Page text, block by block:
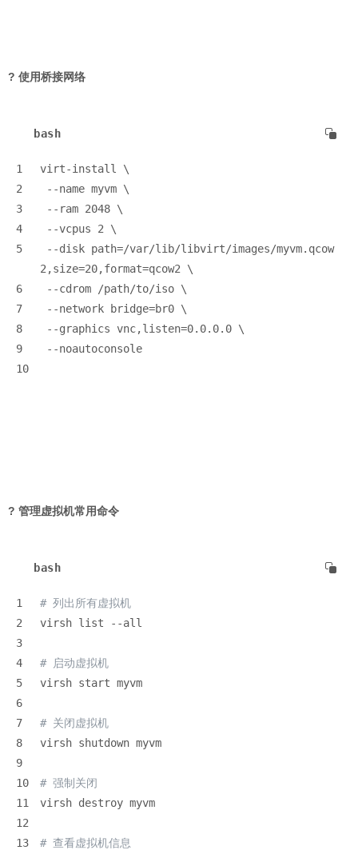
? 使用桥接网络
bash
1
virt-install \
2
--name myvm \
3
--ram 2048 \
4
--vcpus 2 \
5
2,size=20,format=qcow2 \
6
--cdrom /path/to/iso \
7
--network bridge=br0 \
8
--graphics vnc,listen=0.0.0.0 \
9
--noautoconsole
10
? 管理虚拟机常用命令
bash
1
# 列出所有虚拟机
2
virsh list --all
3
4
# 启动虚拟机
5
virsh start myvm
6
7
# 关闭虚拟机
8
virsh shutdown myvm
9
10
# 强制关闭
11
virsh destroy myvm
12
13
# 查看虚拟机信息